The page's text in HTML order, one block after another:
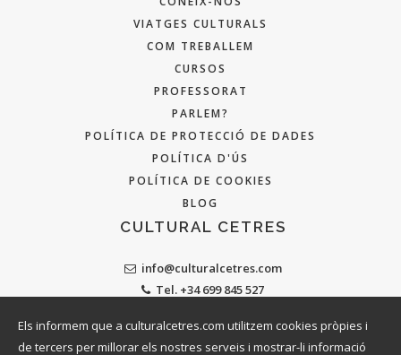
VIATGES CULTURALS
COM TREBALLEM
CURSOS
PROFESSORAT
PARLEM?
POLÍTICA DE PROTECCIÓ DE DADES
POLÍTICA D'ÚS
POLÍTICA DE COOKIES
BLOG
CULTURAL CETRES
info@culturalcetres.com
Tel. +34 699 845 527
Els informem que a culturalcetres.com utilitzem cookies pròpies i
de tercers per millorar els nostres serveis i mostrar-li informació